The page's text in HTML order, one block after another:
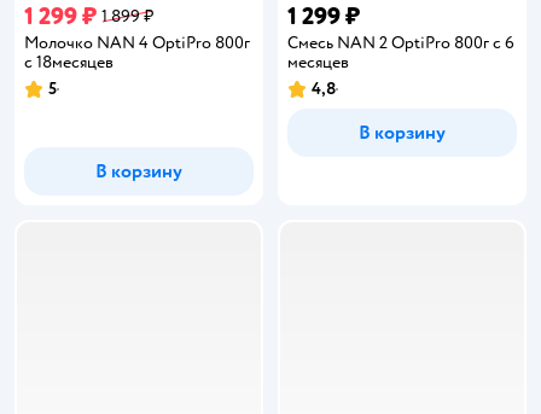
1 299 ₽ 1 899 ₽
Молочко NAN 4 OptiPro 800г
с 18месяцев
Рейтинг:
5
В корзину
1 299 ₽
Смесь NAN 2 OptiPro 800г с 6
месяцев
Рейтинг:
4,8
В корзину